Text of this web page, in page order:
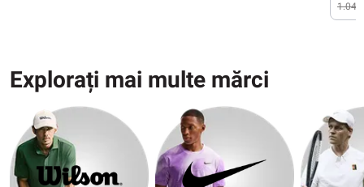
Explorați mai multe mărci